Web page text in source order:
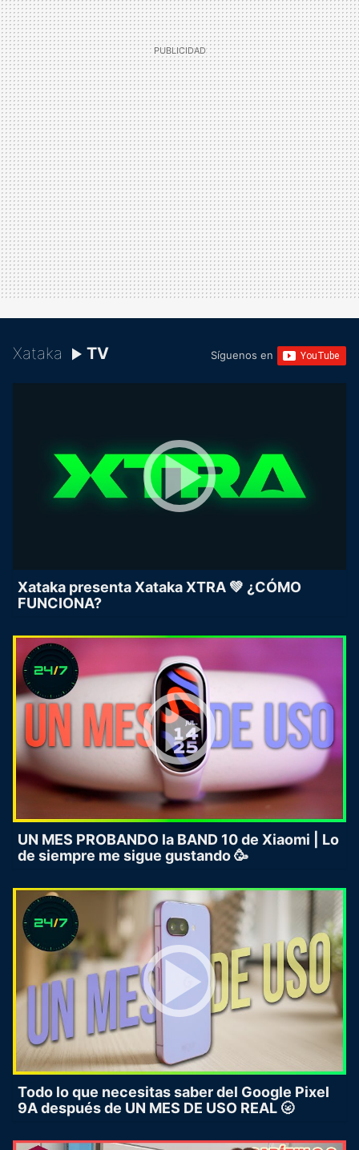
Xataka TV Síguenos en
Xataka presenta Xataka XTRA 💚 ¿CÓMO
FUNCIONA?
UN MES PROBANDO la BAND 10 de Xiaomi | Lo
de siempre me sigue gustando 🥳
Todo lo que necesitas saber del Google Pixel
9A después de UN MES DE USO REAL 🌝